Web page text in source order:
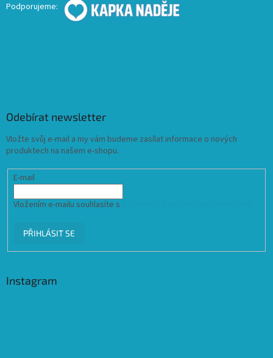
Podporujeme:
Odebírat newsletter
Vložte svůj e-mail a my vám budeme zasílat informace o nových
produktech na našem e-shopu.
E-mail
Vložením e-mailu souhlasíte s
PŘIHLÁSIT SE
Instagram